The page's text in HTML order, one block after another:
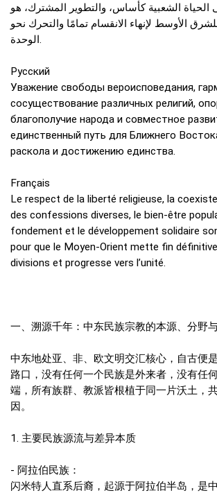
الحياة الشعبية كأساس، والتطوير المشترك، هو
الأوسط لإنهاء الانقسام تمامًا والتحرك نحو
الوحدة.
Русский
Уважение свободы вероисповедания,
сосуществование различных религий,
благополучие народа и совместное
единственный путь для Ближнего
раскола и достижению единства.
Français
Le respect de la liberté religieuse, la
des confessions diverses, le bien-être
fondement et le développement solidaire
pour que le Moyen-Orient mette fin
divisions et progresse vers l’unité.
一、溯源千年：中东民族宗教的本源、分野
中东地处亚、非、欧文明交汇核心，自古便
路口，没有任何一个民族是外来者，没有任
端，所有族群、教派皆根植于同一片沃土，
因。
1. 主要民族源流与差异本质
- 阿拉伯民族：
闪米特人直系后裔，起源于阿拉伯半岛，是